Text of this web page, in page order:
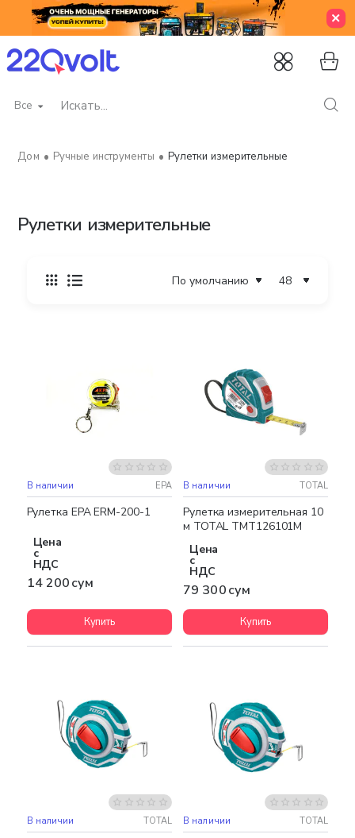
Все
Искать...
Рулетки измерительные
Ручные инструменты Рулетки измерительные
В наличии EPA
Рулетка EPA ERM-200-1
Цена
с
НДС
14 200 сум
Купить
В наличии TOTAL
Рулетка измерительная 10
м TOTAL TMT126101M
Цена
с
НДС
79 300 сум
Купить
В наличии TOTAL В наличии TOTAL